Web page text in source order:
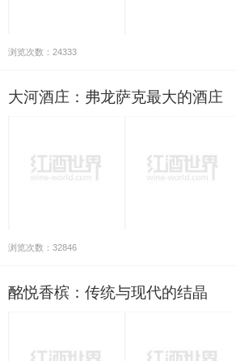
浏览次数：24333
大河酒庄：弗龙萨克最大的酒庄
浏览次数：32846
酩悦香槟：传统与现代的结晶